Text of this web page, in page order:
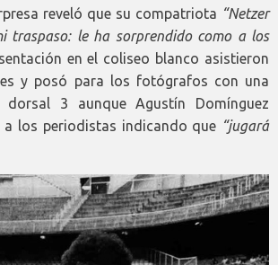
reveló que su compatriota “Netzer
traspaso: le ha sorprendido como a los
en el coliseo blanco asistieron
y posó para los fotógrafos con una
3 aunque Agustín Domínguez
a los periodistas indicando que “jugará